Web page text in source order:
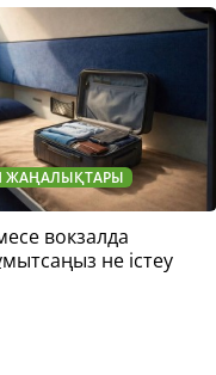
ЖАҢАЛЫҚТАРЫ
вокзалда
не істеу